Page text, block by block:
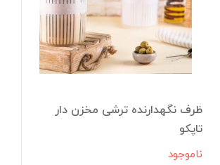
ظرف نگهدارنده ترشی مخزن دار
تاپکو
ناموجود